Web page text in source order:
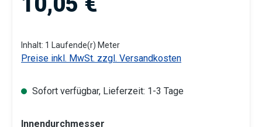
Inhalt: 1 Laufende(r) Meter
Preise inkl. MwSt. zzgl. Versandkosten
Sofort verfügbar, Lieferzeit: 1-3 Tage
Innendurchmesser